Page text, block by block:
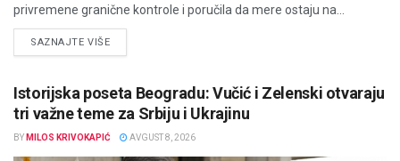
privremene granične kontrole i poručila da mere ostaju na...
SAZNAJTE VIŠEDETAILS
Istorijska poseta Beogradu: Vučić i Zelenski otvaraju
tri važne teme za Srbiju i Ukrajinu
BY MILOS KRIVOKAPIĆ AVGUST 8, 2026